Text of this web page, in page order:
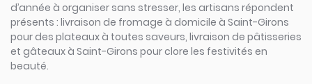
d’année à organiser sans stresser, les artisans répondent
présents : livraison de fromage à domicile à Saint-Girons
pour des plateaux à toutes saveurs, livraison de pâtisseries
et gâteaux à Saint-Girons pour clore les festivités en
beauté.